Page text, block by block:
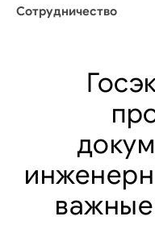
Сотрудничество